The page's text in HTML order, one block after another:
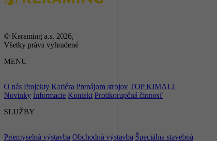
© Keraming a.s. 2026,
Všetky práva vyhradené
MENU
O nás Projekty Kariéra Prenájom strojov TOP KIMALL
Novinky Informacie Kontakt Protikorupčná činnosť
SLUŽBY
Priemyselná výstavba Obchodná výstavba Špeciálna stavebná